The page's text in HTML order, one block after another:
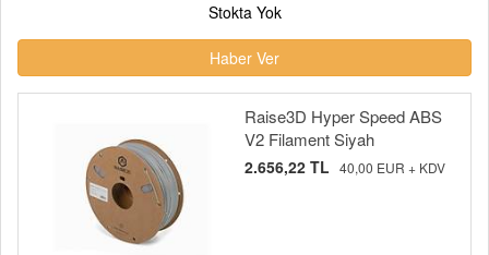
Stokta Yok
Haber Ver
Raise3D Hyper Speed ABS
V2 Filament Siyah
2.656,22 TL 40,00 EUR + KDV